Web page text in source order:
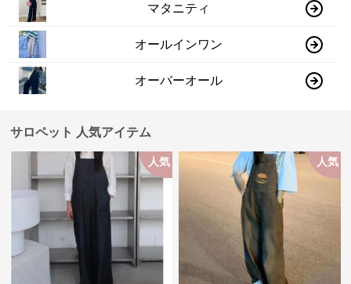
マタニティ
オールインワン
オーバーオール
サロペット 人気アイテム
人気 人気